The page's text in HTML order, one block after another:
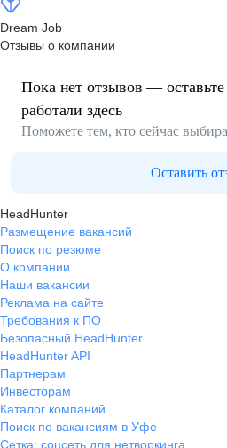
Dream Job
Отзывы о компании
Пока нет отзывов —
работали здесь
Поможете тем, кто сейчас
Оставить
HeadHunter
Размещение вакансий
Поиск по резюме
О компании
Наши вакансии
Реклама на сайте
Требования к ПО
Безопасный HeadHunter
HeadHunter API
Партнерам
Инвесторам
Каталог компаний
Поиск по вакансиям в Уфе
Сетка: соцсеть для нетворкинга